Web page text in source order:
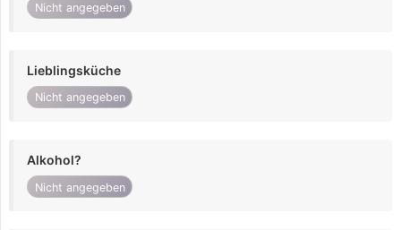
Nicht angegeben
Lieblingsküche
Nicht angegeben
Alkohol?
Nicht angegeben